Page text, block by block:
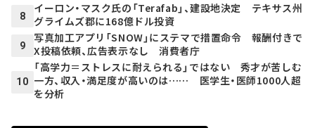
8
イーロン・マスク氏の「Terafab」、建設地決定 テキサス州
グライムズ郡に168億ドル投資
9
写真加工アプリ「SNOW」にステマで措置命令 報酬付きで
X投稿依頼、広告表示なし 消費者庁
10
「高学力＝ストレスに耐えられる」ではない 秀才が苦しむ
一方、収入・満足度が高いのは…… 医学生・医師1000人超
を分析